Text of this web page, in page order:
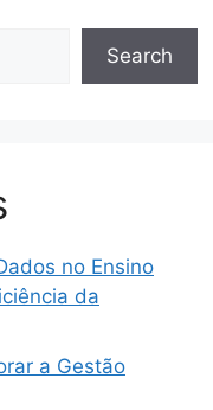
Search
no Ensino
da
a Gestão